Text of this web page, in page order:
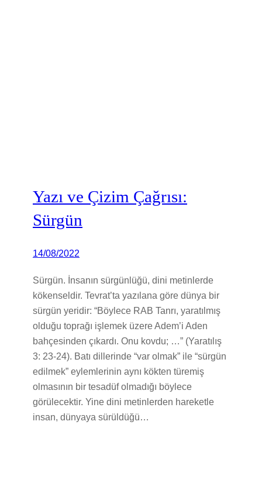
Yazı ve Çizim Çağrısı:
Sürgün
14/08/2022
Sürgün. İnsanın sürgünlüğü, dini metinlerde
kökenseldir. Tevrat’ta yazılana göre dünya bir
sürgün yeridir: “Böylece RAB Tanrı, yaratılmış
olduğu toprağı işlemek üzere Adem’i Aden
bahçesinden çıkardı. Onu kovdu; …” (Yaratılış
3: 23-24). Batı dillerinde “var olmak” ile “sürgün
edilmek” eylemlerinin aynı kökten türemiş
olmasının bir tesadüf olmadığı böylece
görülecektir. Yine dini metinlerden hareketle
insan, dünyaya sürüldüğü…